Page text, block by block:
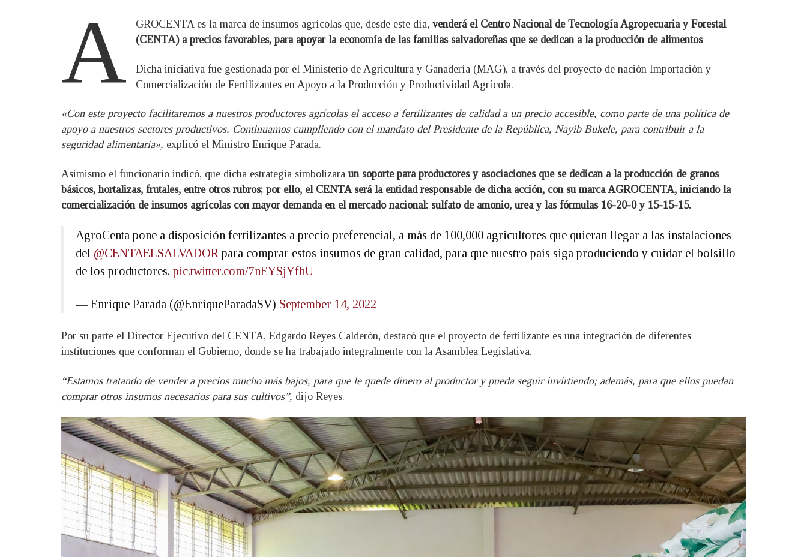
A GROCENTA es la marca de insumos agrícolas que, desde este día,venderá el Centro Nacional de Tecnología Agropecuaria y Forestal
(CENTA) a precios favorables, para apoyar la economía de las familias salvadoreñas que se dedican a la producción de alimentos
Dicha iniciativa fue gestionada por el Ministerio de Agricultura y Ganadería (MAG), a través del proyecto de nación Importación y
Comercialización de Fertilizantes en Apoyo a la Producción y Productividad Agrícola.
«Con este proyecto facilitaremos a nuestros productores agrícolas el acceso a fertilizantes de calidad a un precio accesible, como parte de una política de
apoyo a nuestros sectores productivos. Continuamos cumpliendo con el mandato del Presidente de la República, Nayib Bukele, para contribuir a la
seguridad alimentaria», explicó el Ministro Enrique Parada.
Asimismo el funcionario indicó, que dicha estrategia simbolizara un soporte para productores y asociaciones que se dedican a la producción de granos
básicos, hortalizas, frutales, entre otros rubros; por ello, el CENTA será la entidad responsable de dicha acción, con su marca AGROCENTA, iniciando la
comercialización de insumos agrícolas con mayor demanda en el mercado nacional: sulfato de amonio, urea y las fórmulas 16-20-0 y 15-15-15.
AgroCenta pone a disposición fertilizantes a precio preferencial, a más de 100,000 agricultores que quieran llegar a las instalaciones
del @CENTAELSALVADOR para comprar estos insumos de gran calidad, para que nuestro país siga produciendo y cuidar el bolsillo
de los productores. pic.twitter.com/7nEYSjYfhU
— Enrique Parada (@EnriqueParadaSV) September 14, 2022
Por su parte el Director Ejecutivo del CENTA, Edgardo Reyes Calderón, destacó que el proyecto de fertilizante es una integración de diferentes
instituciones que conforman el Gobierno, donde se ha trabajado integralmente con la Asamblea Legislativa.
“Estamos tratando de vender a precios mucho más bajos, para que le quede dinero al productor y pueda seguir invirtiendo; además, para que ellos puedan
comprar otros insumos necesarios para sus cultivos”, dijo Reyes.